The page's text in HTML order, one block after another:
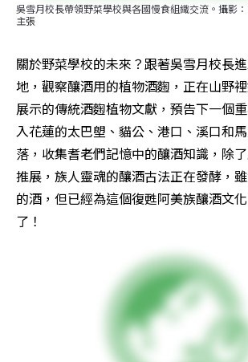
吳雪月校長帶領野菜學校與各國慢食組織交流。攝影
主張
關於野菜學校的未來？跟著吳雪月校長
地，觀察釀酒用的植物酒麴，正在山野
展示的傳統酒麴植物文獻，預告下一個
入花蓮的太巴塱、貓公、港口、溪口和
落，收集耆老們記憶中的釀酒知識，除
推展，族人靈魂的釀酒古法正在發酵，
的酒，但已經為這個復甦阿美族釀酒文
了！